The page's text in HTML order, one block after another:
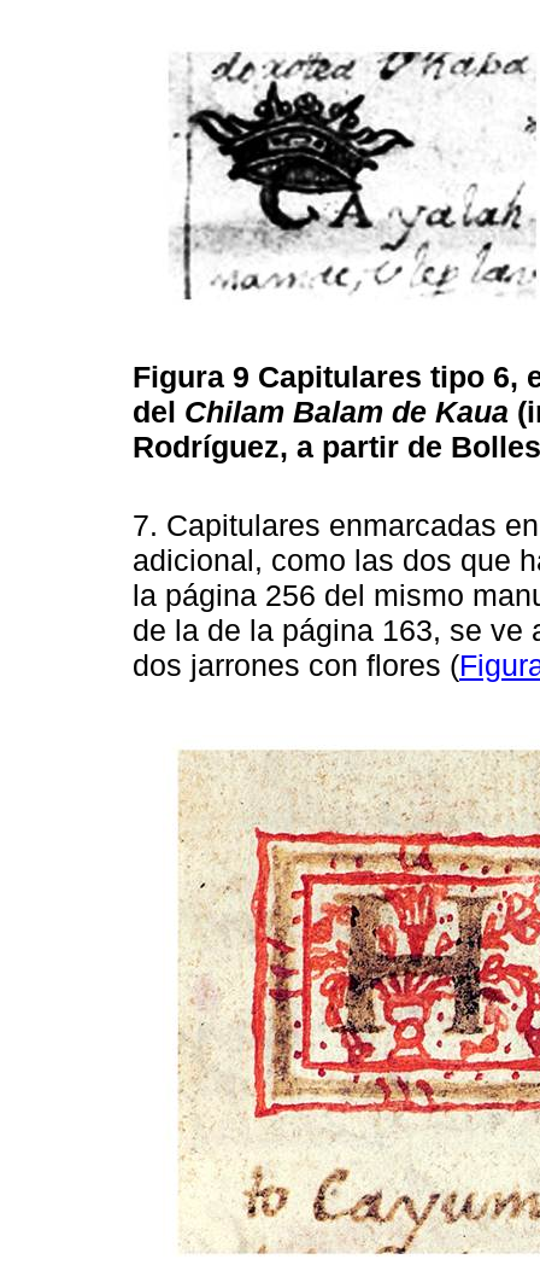
Figura 9 Capitulares tipo 6,
del Chilam Balam de Kaua
Rodríguez, a partir de
7. Capitulares enmarcadas
adicional, como las dos que
la página 256 del mismo
de la de la página 163, se ve
dos jarrones con flores (